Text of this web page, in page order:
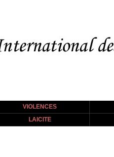
VIOLENCES
LAICITE